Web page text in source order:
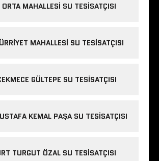
ORTA MAHALLESI SU TESISATÇISI
MAHALLESI SU TESISATÇISI
GÜLTEPE SU TESISATÇISI
KEMAL PAŞA SU TESISATÇISI
TURGUT ÖZAL SU TESISATÇISI